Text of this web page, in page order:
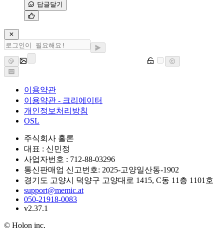
답글달기
이용약관
이용약관 - 크리에이터
개인정보처리방침
OSL
주식회사 홀론
대표 : 신민정
사업자번호 : 712-88-03296
통신판매업 신고번호: 2025-고양일산동-1902
경기도 고양시 덕양구 고양대로 1415, C동 11층 1101호
support@memic.at
050-21918-0083
v2.37.1
© Holon inc.